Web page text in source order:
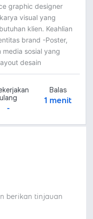
graphic designer
visual yang
klien. Keahlian
brand -Poster,
media sosial yang
desain
ulang
-
Balas
1 menit
berikan tinjauan